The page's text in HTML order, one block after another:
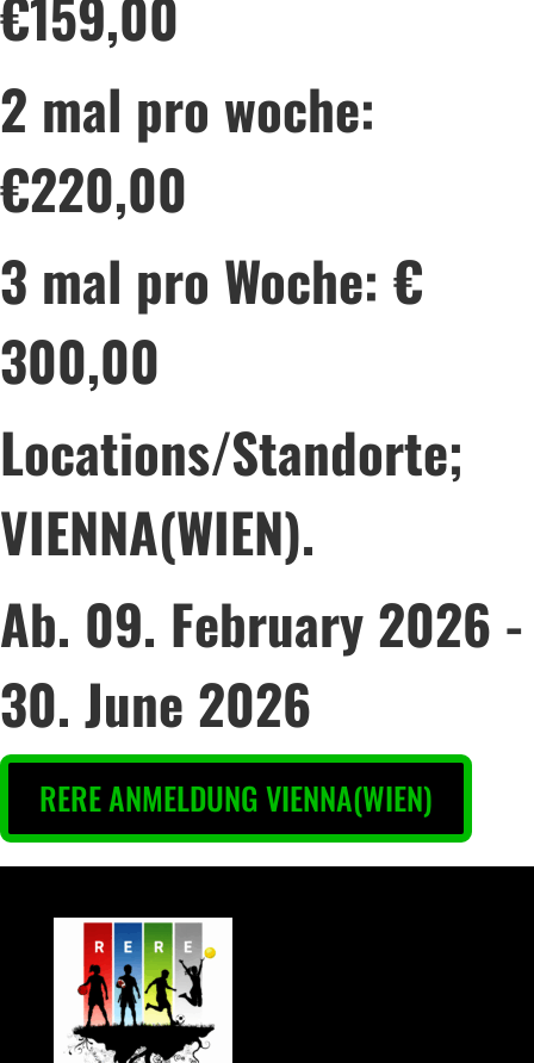
€159,00
2 mal pro woche:
€220,00
3 mal pro Woche: €
300,00
Locations/Standorte;
VIENNA(WIEN).
Ab. 09. February 2026 -
30. June 2026
RERE ANMELDUNG VIENNA(WIEN)